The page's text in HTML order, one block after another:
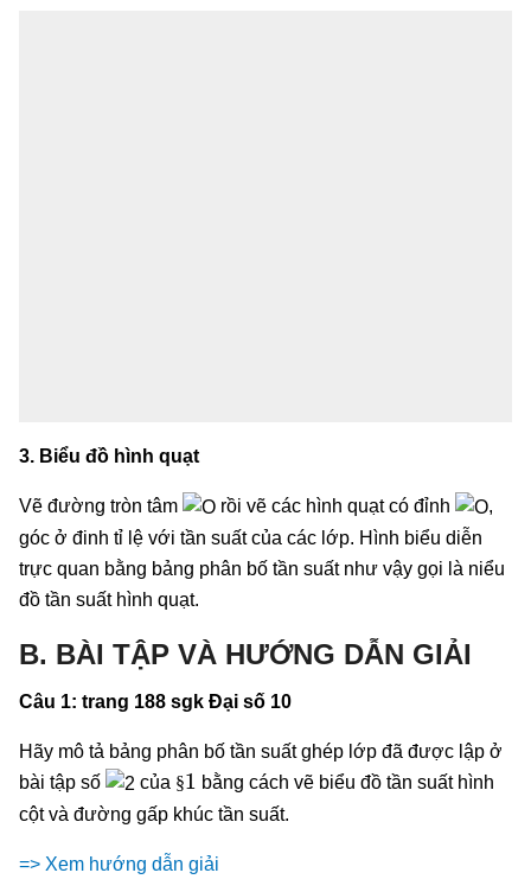
3. Biểu đồ hình quạt
Vẽ đường tròn tâm rồi vẽ các hình quạt có đỉnh
,
góc ở đinh tỉ lệ với tần suất của các lớp. Hình biểu diễn
trực quan bằng bảng phân bố tần suất như vậy gọi là niểu
đồ tần suất hình quạt.
B. BÀI TẬP VÀ HƯỚNG DẪN GIẢI
Câu 1: trang 188 sgk Đại số 10
Hãy mô tả bảng phân bố tần suất ghép lớp đã được lập ở
bài tập số
của §
§1
bằng cách vẽ biểu đồ tần suất hình
cột và đường gấp khúc tần suất.
=> Xem hướng dẫn giải